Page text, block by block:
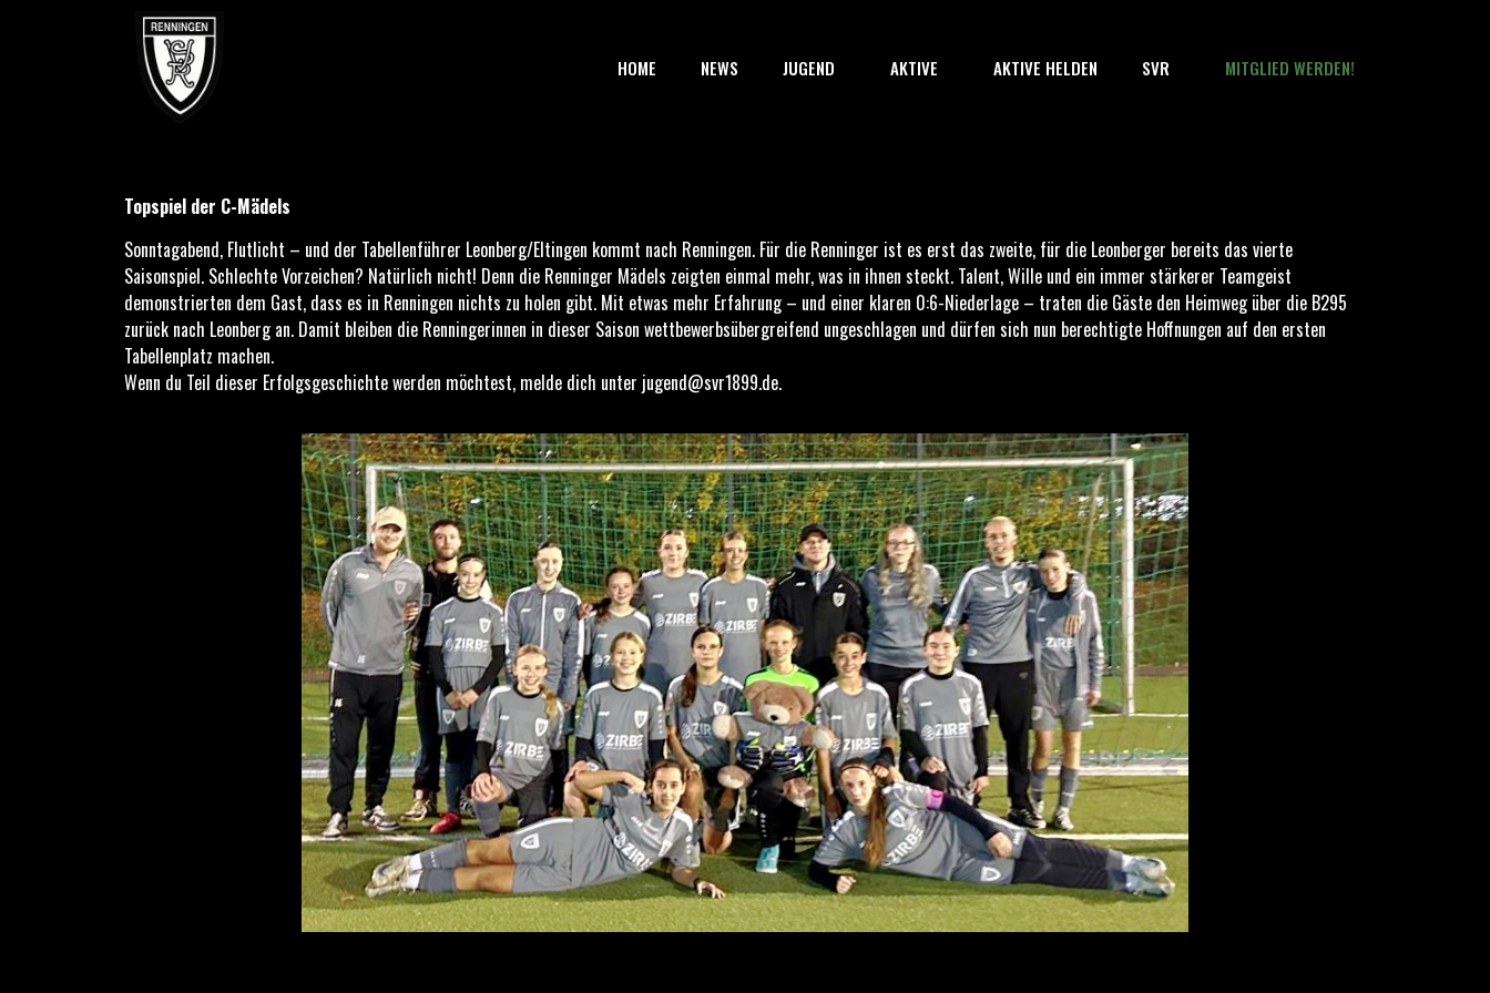
HOME NEWS JUGEND AKTIVE AKTIVE HELDEN SVR MITGLIED WERDEN!
Topspiel der C-Mädels
Sonntagabend, Flutlicht – und der Tabellenführer Leonberg/Eltingen kommt nach Renningen. Für die Renninger ist es erst das zweite, für die Leonberger bereits das vierte
Saisonspiel. Schlechte Vorzeichen? Natürlich nicht! Denn die Renninger Mädels zeigten einmal mehr, was in ihnen steckt. Talent, Wille und ein immer stärkerer Teamgeist
demonstrierten dem Gast, dass es in Renningen nichts zu holen gibt. Mit etwas mehr Erfahrung – und einer klaren 0:6-Niederlage – traten die Gäste den Heimweg über die B295
zurück nach Leonberg an. Damit bleiben die Renningerinnen in dieser Saison wettbewerbsübergreifend ungeschlagen und dürfen sich nun berechtigte Hoffnungen auf den ersten
Tabellenplatz machen.
Wenn du Teil dieser Erfolgsgeschichte werden möchtest, melde dich unter jugend@svr1899.de.